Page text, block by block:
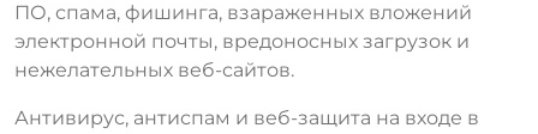
ПО, спама, фишинга, взараженных вложений
электронной почты, вредоносных загрузок и
нежелательных веб-сайтов.
Антивирус, антиспам и веб-защита на входе в